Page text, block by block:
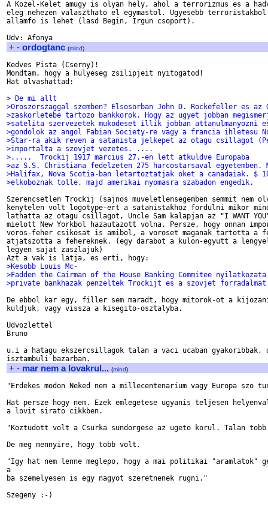
A Kozel-Kelet amugy is olyan hely, ahol a terrorizmus es a
eleg nehezen valaszthato el egymastol. Ugyesebb terroristakbol
allamfo is lehet (lasd Begin, Irgun csoport).
+ - ordogtanc (mind)
Kedves Pista (Cserny)!
Mondtam, hogy a hulyeseg zsilipjeit nyitogatod!
Hat olvashattad:
> De mi allt
>Oroszorszaggal szemben? Elsosorban John D. Rockefeller es az
>zaskorletebe tartozo bankkorok. Hogy az ugyet jobban
>satelita szervezetek mukodeset illik jobban attanulmanyozni
>gondolok az angol Fabian Society-re vagy a francia ihletesu
>Star-ra akik reven a satanista jelkepet az otagu csillagot
>importalta a szovjet vezetes. ....
>.....  Trockij 1917 marcius 27.-en lett atkuldve Europaba
>az S.S. Christiana fedelzeten 275 harcostarsaval egyetemben.
>Halifax, Nova Scotia-ban letartoztatjak oket a canadaiak. $
>elkoboznak tolle, majd amerikai nyomasra szabadon engedik.
Szerencsetlen Trockij (sajnos muveletlensegemben semmit nem
kenytelen volt logotype-ert a satanistakhoz fordulni mikor
lathatta az otagu csillagot, Uncle Sam kalapjan az "I WANT
mielott New Yorkbol hazautazott volna. Persze, hogy onnan
voros-feher csikosat is amibol, a voroset maganak tartotta a
atjatszotta a fehereknek. (egy darabot a kulon-egyutt a
legyen sajat zaszlajuk)
>Kesobb Louis Mc-
>Fadden the Cairman of the House Banking Commitee
>private bankhazak penzeltek Trockijt es a szovjet
De ebbol kar egy, filler sem maradt, hogy mitorok-ot a
kuldjuk, vagy vissza a kisegito-osztalyba.
Udvozlettel
Bruno
u.i a hatagu ekszercsillagok talan a vaci ucaban gyakoribbak,
+ - mar nem a lovakrul... (mind)
"Erdekes modon Neked nem a millecentenarium vagy Europa szo
Hat persze hogy nem. Ezek emlegetese ugyanis teljesen
a lovit sirato cikkben.
"Koztudott volt a Csurka sundorgese az ugeto korul. Talan
De meg mennyire, hogy tobb volt.
"Igy hat nem lenne meglepo, hogy a mai politikai "aramlatok"
a
ba szemelyesen is egy nagyot szeretnenek rugni."
Szegeny :-)